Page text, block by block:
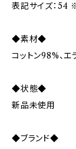
表記サイズ：54
◆素材◆
コットン98%、エ
◆状態◆
新品未使用
◆ブランド◆